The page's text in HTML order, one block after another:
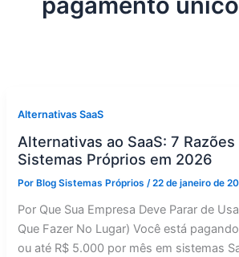
Alternativas SaaS
Alternativas ao SaaS: 7 Razões
Sistemas Próprios em 2026
Por Blog Sistemas Próprios/22 de janeiro de
Por Que Sua Empresa Deve Parar de
Que Fazer No Lugar) Você está
ou até R$ 5.000 por mês em sistemas